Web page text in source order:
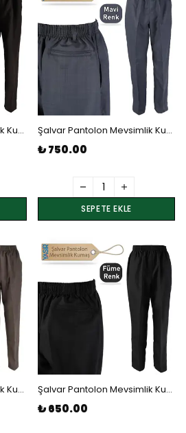
Şalvar Pantolon Mevsimlik Kumaş - Kahve 3 Numara Beden Şalvar Pantolon Mevsimlik Kumaş - Mavi 4 Numara Beden
₺ 750.00
SEPETE EKLE
Şalvar Pantolon Mevsimlik Kumaş - Bej 1 Numara Beden Şalvar Pantolon Mevsimlik Kumaş - Füme 1 Numara Beden
₺ 650.00